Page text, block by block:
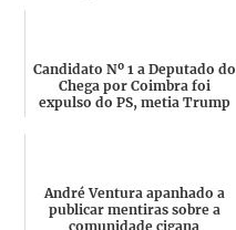
Candidato Nº 1 a Deputado do
Chega por Coimbra foi
expulso do PS, metia Trump
André Ventura apanhado a
publicar mentiras sobre a
comunidade cigana